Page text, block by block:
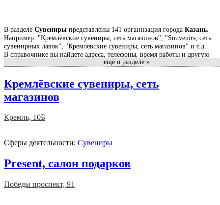
ещё о разделе »
В разделе Сувениры представлены 141 организация города Казань
Например: "Кремлёвские сувениры, сеть магазинов", "Souvenirs, сеть
сувенирных лавок", "Кремлёвские сувениры, сеть магазинов" и т.д.
В справочнике вы найдете адреса, телефоны, время работы и другую
информацию о компаниях в сфере Сувениры.
Справочник фирм - самый полный и подробный в Казани. В нашем
каталоге - свежая и актуальная информация о компаниях, ведущих
свою деятельность в Казани. У нас вы найдете список фирм,
коммерческих предприятий Казани, государственных, муниципальных
выбор.
Кремлёвские сувениры, сеть
магазинов
Кремль, 10Б
Сферы деятельности: Сувениры
Present, салон подарков
Победы проспект, 91